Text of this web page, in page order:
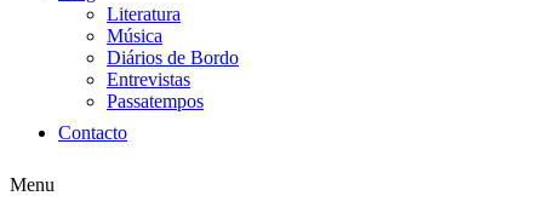
Literatura
Música
Diários de Bordo
Entrevistas
Passatempos
Contacto
Menu